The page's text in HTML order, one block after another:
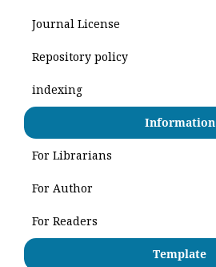
Journal License
Repository policy
indexing
Information
For Librarians
For Author
For Readers
Template